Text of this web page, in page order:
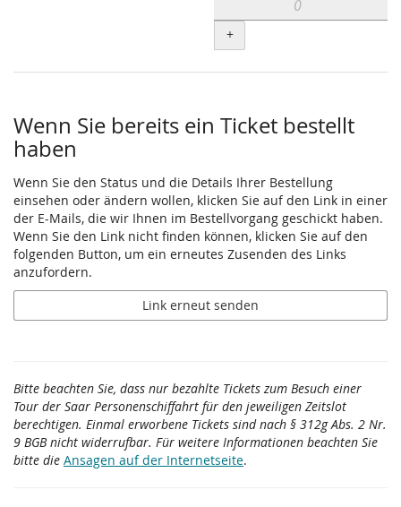
+
Wenn Sie bereits ein Ticket bestellt
haben
Wenn Sie den Status und die Details Ihrer Bestellung
einsehen oder ändern wollen, klicken Sie auf den Link in einer
der E-Mails, die wir Ihnen im Bestellvorgang geschickt haben.
Wenn Sie den Link nicht finden können, klicken Sie auf den
folgenden Button, um ein erneutes Zusenden des Links
anzufordern.
Link erneut senden
Bitte beachten Sie, dass nur bezahlte Tickets zum Besuch einer
Tour der Saar Personenschiffahrt für den jeweiligen Zeitslot
berechtigen. Einmal erworbene Tickets sind nach § 312g Abs. 2 Nr.
9 BGB nicht widerrufbar. Für weitere Informationen beachten Sie
bitte die Ansagen auf der Internetseite.